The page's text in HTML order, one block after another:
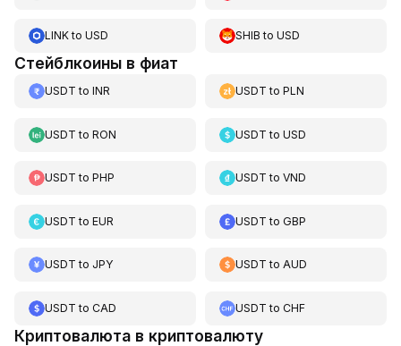
LINKto USD SHIB toUSD
Стейблкоины в фиат
USDT to INR USDT toPLN
USDT to RON USDT toUSD
USDT to PHP USDT toVND
USDT to EUR USDT toGBP
USDT to JPY USDT toAUD
USDT to CAD USDT toCHF
Криптовалюта в криптовалюту